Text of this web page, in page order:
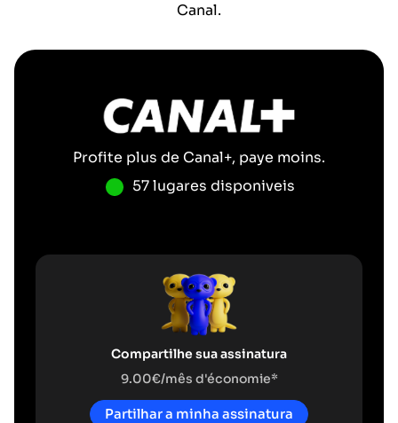
Canal.
Profite plus de Canal+, paye moins.
57 lugares disponiveis
Compartilhe sua assinatura
9.00€/mês d'économie*
Partilhar a minha assinatura